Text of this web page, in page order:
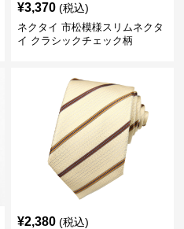
¥3,370 (税込)
ネクタイ 市松模様スリムネクタ
イ クラシックチェック柄
¥2,380 (税込)